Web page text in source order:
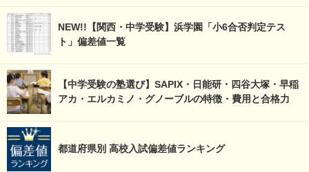
NEW!!【関西・中学受験】浜学園「小6合否判定テス
ト」偏差値一覧
【中学受験の塾選び】SAPIX・日能研・四谷大塚・早稲
アカ・エルカミノ・グノーブルの特徴・費用と合格力
都道府県別 高校入試偏差値ランキング